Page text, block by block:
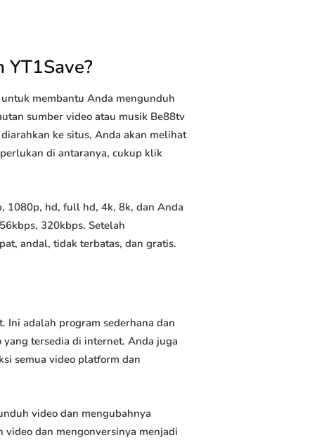
YT1Save?
membantu Anda mengunduh
sumber video atau musik Be88tv
ke situs, Anda akan melihat
di antaranya, cukup klik
1080p, hd, full hd, 4k, 8k, dan Anda
320kbps. Setelah
andal, tidak terbatas, dan gratis.
Ini adalah program sederhana dan
tersedia di internet. Anda juga
semua video platform dan
video dan mengubahnya
dan mengonversinya menjadi